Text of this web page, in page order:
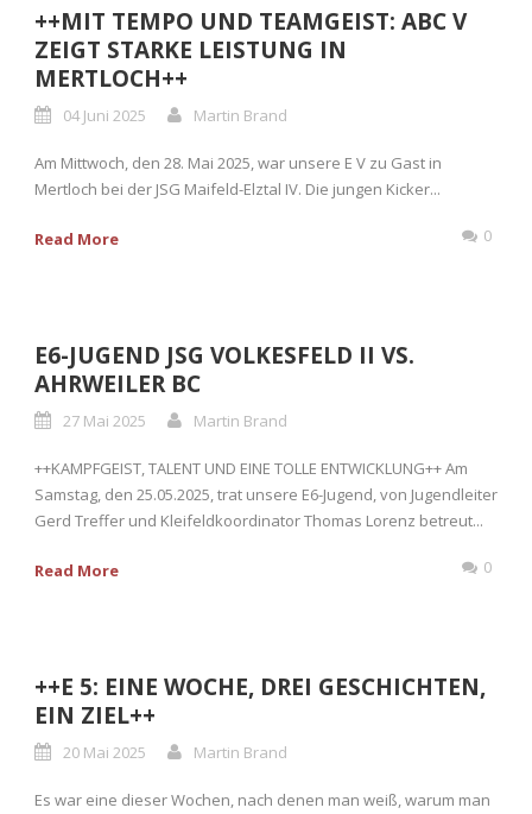
++MIT TEMPO UND TEAMGEIST: ABC V
ZEIGT STARKE LEISTUNG IN
MERTLOCH++
04 Juni 2025 Martin Brand
Am Mittwoch, den 28. Mai 2025, war unsere E V zu Gast in
Mertloch bei der JSG Maifeld-Elztal IV. Die jungen Kicker...
Read More 0
E6-JUGEND JSG VOLKESFELD II VS.
AHRWEILER BC
27 Mai 2025 Martin Brand
++KAMPFGEIST, TALENT UND EINE TOLLE ENTWICKLUNG++ Am
Samstag, den 25.05.2025, trat unsere E6-Jugend, von Jugendleiter
Gerd Treffer und Kleifeldkoordinator Thomas Lorenz betreut...
Read More 0
++E 5: EINE WOCHE, DREI GESCHICHTEN,
EIN ZIEL++
20 Mai 2025 Martin Brand
Es war eine dieser Wochen, nach denen man weiß, warum man